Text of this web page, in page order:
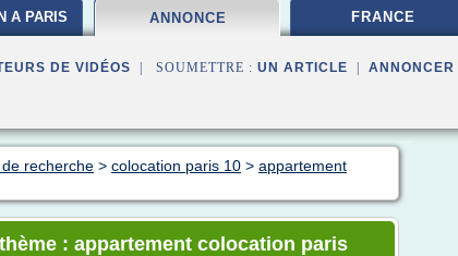
A PARIS ANNONCE FRANCE
DE VIDÉOS | SOUMETTRE : UN ARTICLE ANNONCER
recherche > colocation paris 10 > appartement
: appartement colocation paris